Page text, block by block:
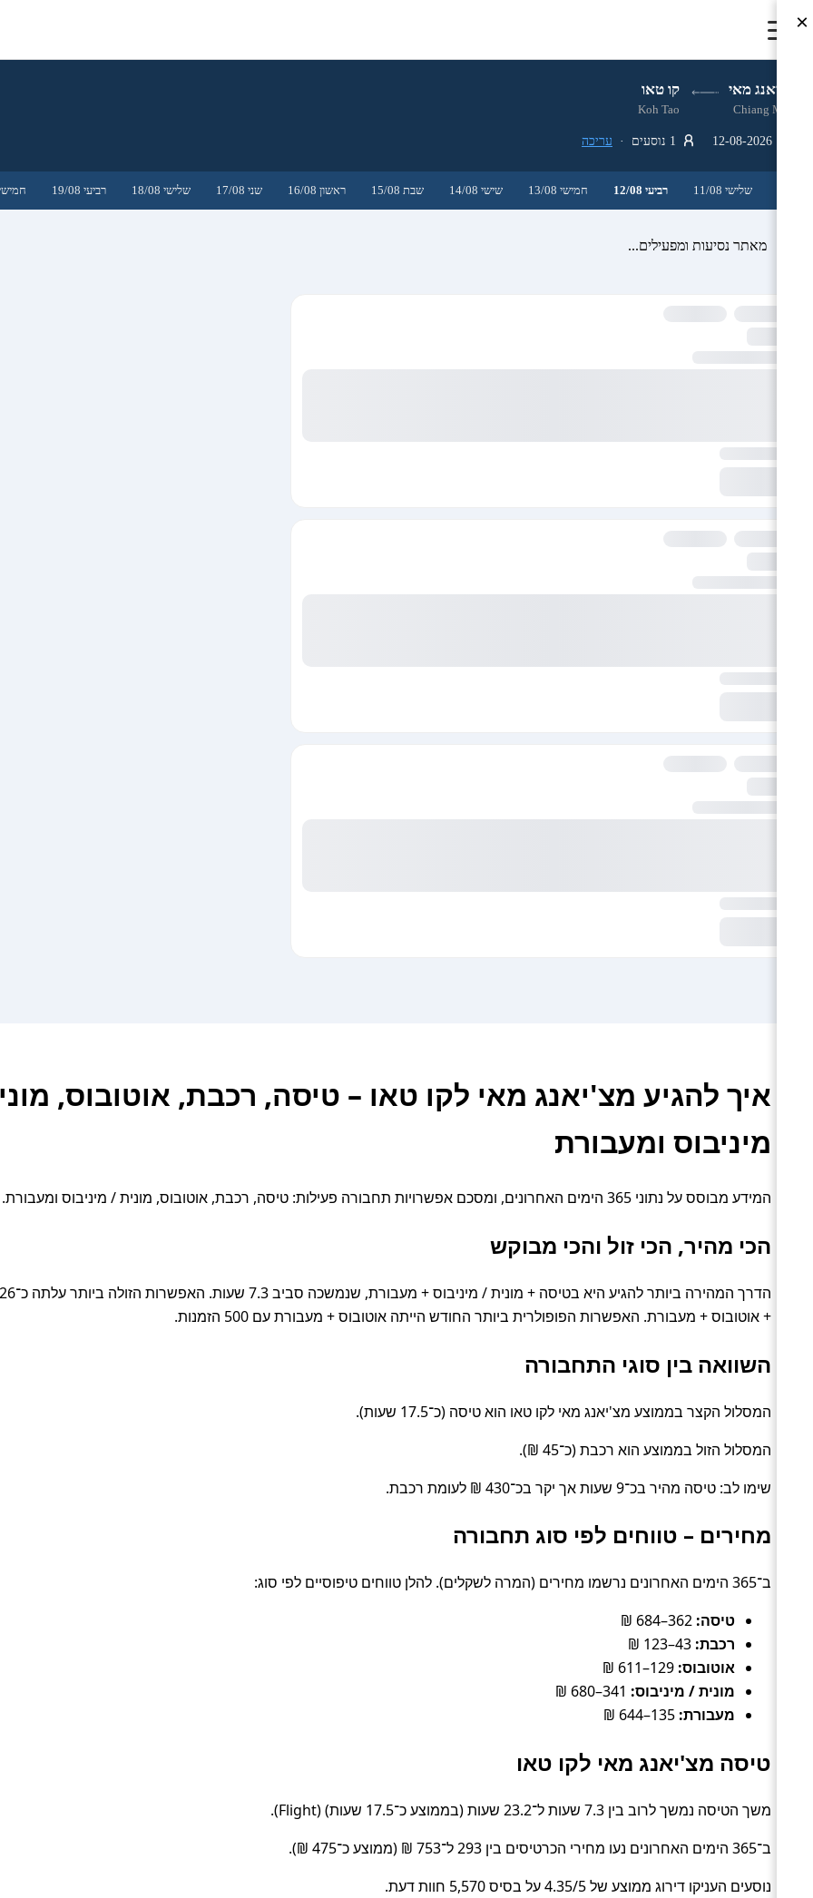
צ'יאנג מאי קו טאו
Chiang Mai
Koh Tao
עריכה
שלישי 11/08 רביעי 12/08 חמישי 13/08 שישי 14/08 שבת 15/08 ראשון 16/08 שני 17/08 שלישי 18/08 רביעי 19/08 חמישי
מאתר נסיעות ומפעילים...
איך להגיע מצ'יאנג מאי לקו טאו – טיסה, רכבת, אוטובוס,
מיניבוס ומעבורת
המידע מבוסס על נתוני 365 הימים האחרונים, ומסכם אפשרויות תחבורה פעילות: טיסה, רכבת, אוטובוס, מונית / מיניבוס ומעבורת.
הכי מהיר, הכי זול והכי מבוקש
+ אוטובוס + מעבורת. האפשרות הפופולרית ביותר החודש הייתה אוטובוס + מעבורת עם 500 הזמנות.
השוואה בין סוגי התחבורה
המסלול הקצר בממוצע מצ'יאנג מאי לקו טאו הוא טיסה (כ־17.5 שעות).
המסלול הזול בממוצע הוא רכבת (כ־45 ₪).
שימו לב: טיסה מהיר בכ־9 שעות אך יקר בכ־430 ₪ לעומת רכבת.
מחירים – טווחים לפי סוג תחבורה
ב־365 הימים האחרונים נרשמו מחירים (המרה לשקלים). להלן טווחים טיפוסיים לפי סוג:
טיסה:
רכבת:
אוטובוס:
מונית / מיניבוס:
מעבורת:
טיסה מצ'יאנג מאי לקו טאו
משך הטיסה נמשך לרוב בין 7.3 שעות ל־23.2 שעות (בממוצע כ־17.5 שעות) (Flight).
ב־365 הימים האחרונים נעו מחירי הכרטיסים בין 293 ל־753 ₪ (ממוצע כ־475 ₪).
נוסעים העניקו דירוג ממוצע של 4.35/5 על בסיס 5,570 חוות דעת.
×